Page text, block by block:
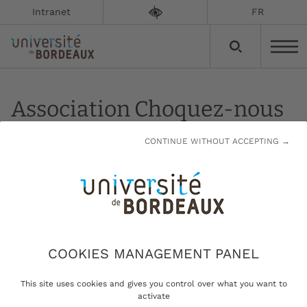
COOKIES MANAGEMENT PANEL
This site uses cookies and gives you control over what you want to
activate
CONTINUE WITHOUT ACCEPTING →
Intranet FR
Association Choquez-nous
Choquez-nous ! est l'association des étudiants
en santé initiant gratuitement les français à la
Choquez-Nous !est une association à but non